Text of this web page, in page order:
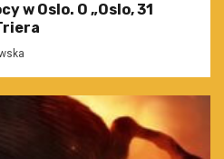
w Oslo. O „Oslo, 31